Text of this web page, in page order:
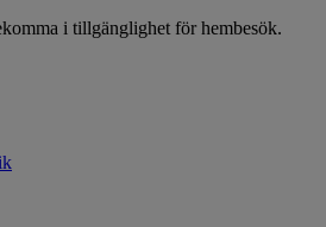
i tillgänglighet för hembesök.